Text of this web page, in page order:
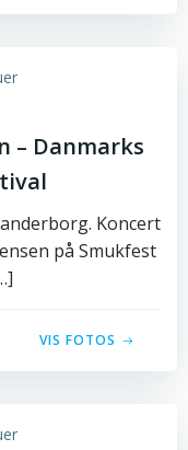
– Danmarks
Koncert
på Smukfest
VIS FOTOS